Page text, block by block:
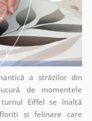
a străzilor din
de momentele
Eiffel se înalță
și felinare care